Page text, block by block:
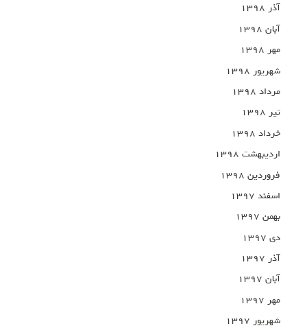
آذر ۱۳۹۸
آبان ۱۳۹۸
مهر ۱۳۹۸
شهریور ۱۳۹۸
مرداد ۱۳۹۸
تیر ۱۳۹۸
خرداد ۱۳۹۸
اردیبهشت ۱۳۹۸
فروردین ۱۳۹۸
اسفند ۱۳۹۷
بهمن ۱۳۹۷
دی ۱۳۹۷
آذر ۱۳۹۷
آبان ۱۳۹۷
مهر ۱۳۹۷
شهریور ۱۳۹۷